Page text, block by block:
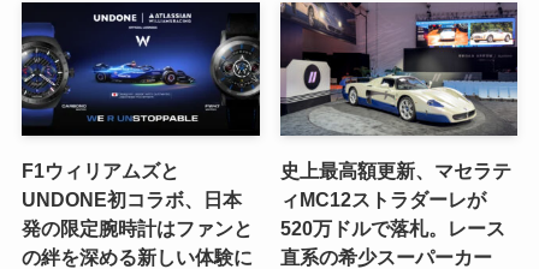
F1ウィリアムズと
UNDONE初コラボ、日本
発の限定腕時計はファンと
の絆を深める新しい体験に
史上最高額更新、マセラテ
ィMC12ストラダーレが
520万ドルで落札。レース
直系の希少スーパーカー